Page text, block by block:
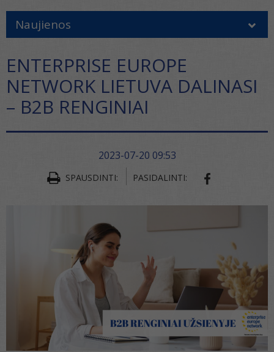
Naujienos
ENTERPRISE EUROPE
NETWORK LIETUVA DALINASI
– B2B RENGINIAI
2023-07-20 09:53
SPAUSDINTI: PASIDALINTI: